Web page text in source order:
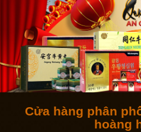
Cửa hàng phân
hoàng